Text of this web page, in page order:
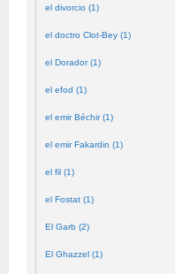
el divorcio (1)
el doctro Clot-Bey (1)
el Dorador (1)
el efod (1)
el emir Béchir (1)
el emir Fakardin (1)
el fil (1)
el Fostat (1)
El Garb (2)
El Ghazzel (1)